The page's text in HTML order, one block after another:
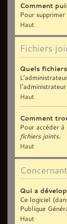
Comment
Pour
Haut
Fichiers
Quels
Haut
Comment
Pour accéder
fichiers joints.
Haut
Qui a
Ce logiciel
Publique
Haut